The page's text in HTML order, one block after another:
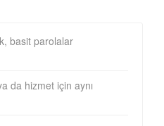
basit parolalar
da hizmet için aynı